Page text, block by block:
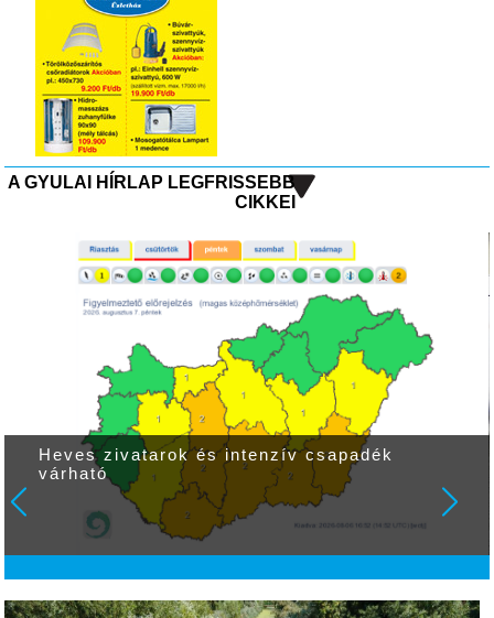
A GYULAI HÍRLAP LEGFRISSEBB
CIKKEI
Heves zivatarok és intenzív csapadék
várható